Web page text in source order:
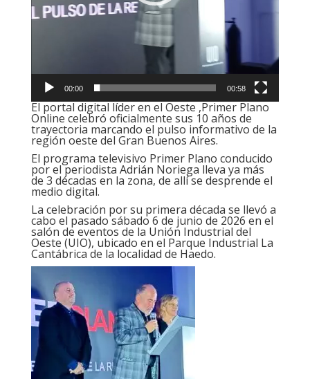
00:00 00:58
El portal digital líder en el Oeste ,Primer Plano
Online celebró oficialmente sus 10 años de
trayectoria marcando el pulso informativo de la
región oeste del Gran Buenos Aires.
El programa televisivo Primer Plano conducido
por el periodista Adrián Noriega lleva ya más
de 3 décadas en la zona, de allí se desprende el
medio digital.
La celebración por su primera década se llevó a
cabo el pasado sábado 6 de junio de 2026 en el
salón de eventos de la Unión Industrial del
Oeste (UIO), ubicado en el Parque Industrial La
Cantábrica de la localidad de Haedo.